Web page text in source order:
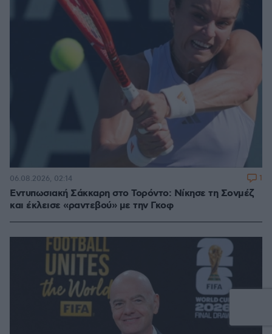
Εντυπωσιακή Σάκκαρη στο Τορόντο: Νίκησε τη Σονμέζ
και έκλεισε «ραντεβού» με την Γκοφ
06.08.2026, 02:14 1